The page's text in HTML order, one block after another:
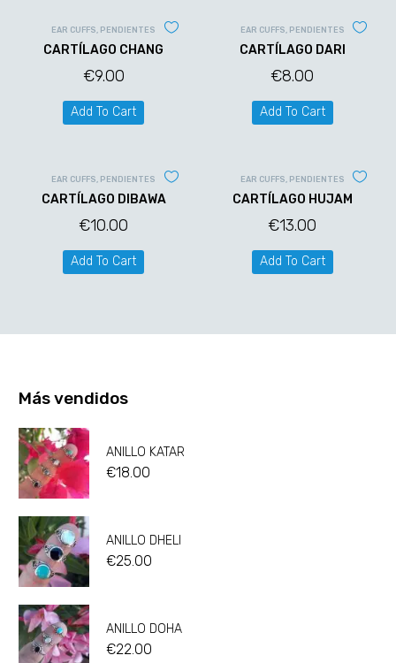
EAR CUFFS, PENDIENTES
CARTÍLAGO CHANG
€9.00
Add To Cart
EAR CUFFS, PENDIENTES
CARTÍLAGO DARI
€8.00
Add To Cart
EAR CUFFS, PENDIENTES
CARTÍLAGO DIBAWA
€10.00
Add To Cart
EAR CUFFS, PENDIENTES
CARTÍLAGO HUJAM
€13.00
Add To Cart
Más vendidos
ANILLO KATAR
€18.00
ANILLO DHELI
€25.00
ANILLO DOHA
€22.00